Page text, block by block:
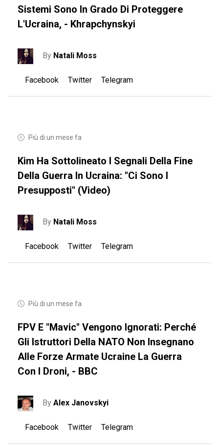
Sistemi Sono In Grado Di Proteggere
L'Ucraina, - Khrapchynskyi
By Natali Moss
Facebook Twitter Telegram
Più di un mese fa
Kim Ha Sottolineato I Segnali Della Fine
Della Guerra In Ucraina: "Ci Sono I
Presupposti" (video)
By Natali Moss
Facebook Twitter Telegram
Più di un mese fa
FPV E "mavic" Vengono Ignorati: Perché
Gli Istruttori Della NATO Non Insegnano
Alle Forze Armate Ucraine La Guerra
Con I Droni, - BBC
ByAlex Janovskyi
Facebook Twitter Telegram